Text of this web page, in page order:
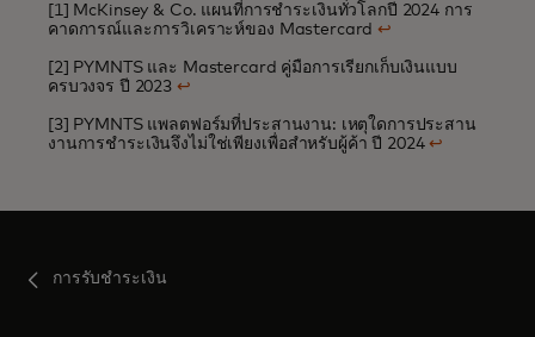
[1] McKinsey & Co. แผนที่การชำระเงินทั่วโลกปี 2024 การ
คาดการณ์และการวิเคราะห์ของ Mastercard↩
[2] PYMNTS และ Mastercard คู่มือการเรียกเก็บเงินแบบ
ครบวงจร ปี 2023 ↩
[3] PYMNTS แพลตฟอร์มที่ประสานงาน: เหตุใดการประสาน
งานการชำระเงินจึงไม่ใช่เพียงเพื่อสำหรับผู้ค้า ปี 2024↩
การรับชำระเงิน